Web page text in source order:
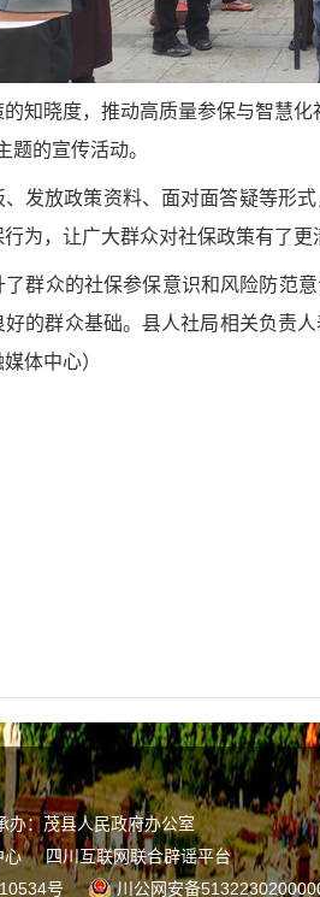
知晓度，推动高质量参保与智慧化
题的宣传活动。
发放政策资料、面对面答疑等形
为，让广大群众对社保政策有了
群众的社保参保意识和风险防范
的群众基础。县人社局相关负责
媒体中心）
：茂县人民政府办公室
中心四川互联网联合辟谣平台
号 川公网安备